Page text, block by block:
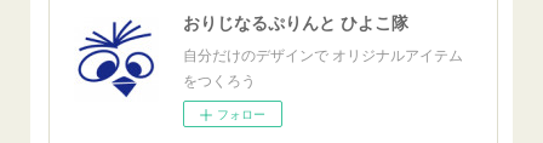
おりじなるぷりんと ひよこ隊
自分だけのデザインで オリジナルアイテム
をつくろう
フォロー